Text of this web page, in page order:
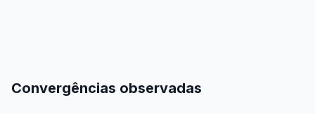
Convergências observadas